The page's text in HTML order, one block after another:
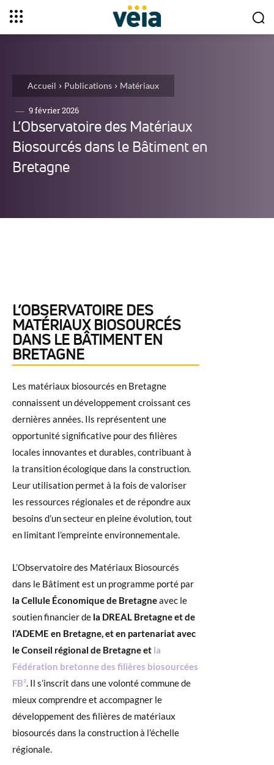
Accueil Publications Matériaux
9 février 2026
L’Observatoire des Matériaux
Biosourcés dans le Bâtiment en
Bretagne
L’OBSERVATOIRE DES
MATÉRIAUX BIOSOURCÉS
DANS LE BÂTIMENT EN
BRETAGNE
Les matériaux biosourcés en Bretagne
connaissent un développement croissant ces
dernières années. Ils représentent une
opportunité significative pour des filières
locales innovantes et durables, contribuant à
la transition écologique dans la construction.
Leur utilisation permet à la fois de valoriser
les ressources régionales et de répondre aux
besoins d’un secteur en pleine évolution, tout
en limitant l’empreinte environnementale.
L’Observatoire des Matériaux Biosourcés
dans le Bâtiment est un programme porté par
la Cellule Économique de Bretagneavec le
soutien financier de la DREAL Bretagne et de
l’ADEME en Bretagne, et en partenariat avec
le Conseil régional de Bretagne et la
Fédération bretonne des filières biosourcées
FB². Il s’inscrit dans une volonté commune de
mieux comprendre et accompagner le
développement des filières de matériaux
biosourcés dans la construction à l’échelle
régionale.